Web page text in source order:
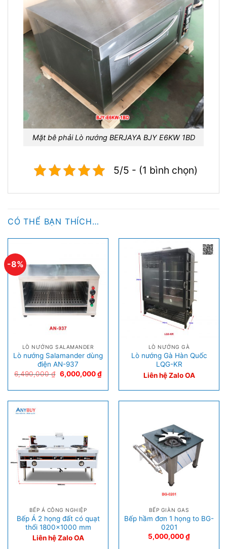
Mặt bê phải Lò nướng BERJAYA BJY E6KW 1BD
5/5 - (1 bình chọn)
CÓ THỂ BẠN THÍCH…
-8%
LÒ NƯỚNG SALAMANDER
Lò nướng Salamander dùng
điện AN-937
6,490,000₫ 6,000,000₫
LÒ NƯỚNG GÀ
Lò nướng Gà Hàn Quốc
LQG-KR
Liên hệ Zalo OA
BẾP Á CÔNG NGHIỆP
Bếp Á 2 họng đất có quạt
thổi 1800×1000 mm
Liên hệ Zalo OA
BẾP GIÀN GAS
Bếp hầm đơn 1 họng to BG-
0201
5,000,000₫